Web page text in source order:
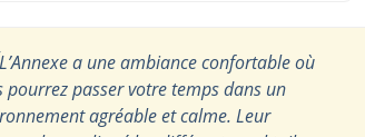
a une ambiance confortable où
pourrez passer votre temps dans un
agréable et calme. Leur